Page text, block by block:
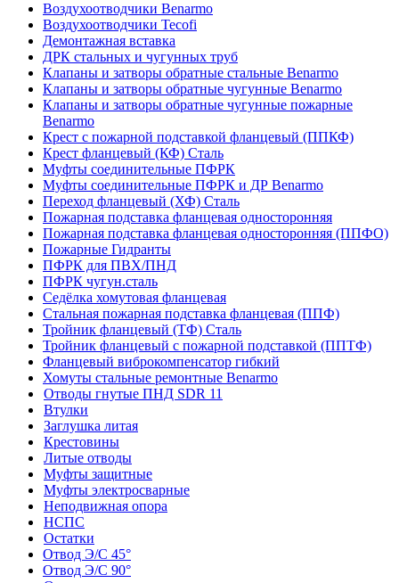
Воздухоотводчики Benarmo
Воздухоотводчики Tecofi
Демонтажная вставка
ДРК стальных и чугунных труб
Клапаны и затворы обратные стальные Benarmo
Клапаны и затворы обратные чугунные Benarmo
Клапаны и затворы обратные чугунные пожарные
Benarmo
Крест с пожарной подставкой фланцевый (ППКФ)
Крест фланцевый (КФ) Сталь
Муфты соединительные ПФРК
Муфты соединительные ПФРК и ДР Benarmo
Переход фланцевый (ХФ) Сталь
Пожарная подставка фланцевая односторонняя
Пожарная подставка фланцевая односторонняя (ППФО)
Пожарные Гидранты
ПФРК для ПВХ/ПНД
ПФРК чугун.сталь
Седёлка хомутовая фланцевая
Стальная пожарная подставка фланцевая (ППФ)
Тройник фланцевый (ТФ) Сталь
Тройник фланцевый с пожарной подставкой (ППТФ)
Фланцевый виброкомпенсатор гибкий
Хомуты стальные ремонтные Benarmo
Отводы гнутые ПНД SDR 11
Втулки
Заглушка литая
Крестовины
Литые отводы
Муфты защитные
Муфты электросварные
Неподвижная опора
НСПС
Остатки
Отвод Э/С 45°
Отвод Э/С 90°